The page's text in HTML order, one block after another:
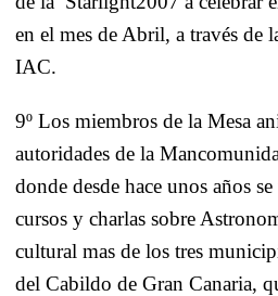
en el mes de Abril, a través de
IAC.
9º Los miembros de la Mesa
autoridades de la
donde desde hace unos años
cursos y charlas sobre
cultural mas de los tres
del Cabildo de Gran Canaria,